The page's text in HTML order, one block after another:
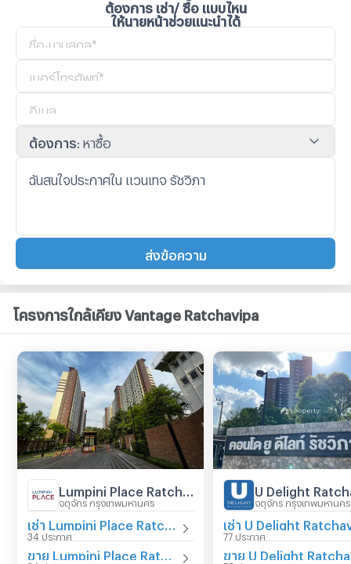
ต้องการ เช่า/ ซื้อ แบบไหน
ให้นายหน้าช่วยแนะนำได้
ต้องการ: หาซื้อ
ส่งข้อความ
โครงการใกล้เคียง Vantage Ratchavipa
จตุจักร กรุงเทพมหานคร
34 ประกาศ
U Delight
จตุจักร กรุงเทพมหานคร
77 ประกาศ